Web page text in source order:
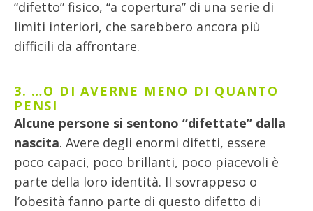
“difetto” fisico, “a copertura” di una serie di
limiti interiori, che sarebbero ancora più
difficili da affrontare.
3. …O DI AVERNE MENO DI QUANTO
PENSI
Alcune persone si sentono “difettate” dalla
nascita. Avere degli enormi difetti, essere
poco capaci, poco brillanti, poco piacevoli è
parte della loro identità. Il sovrappeso o
l’obesità fanno parte di questo difetto di